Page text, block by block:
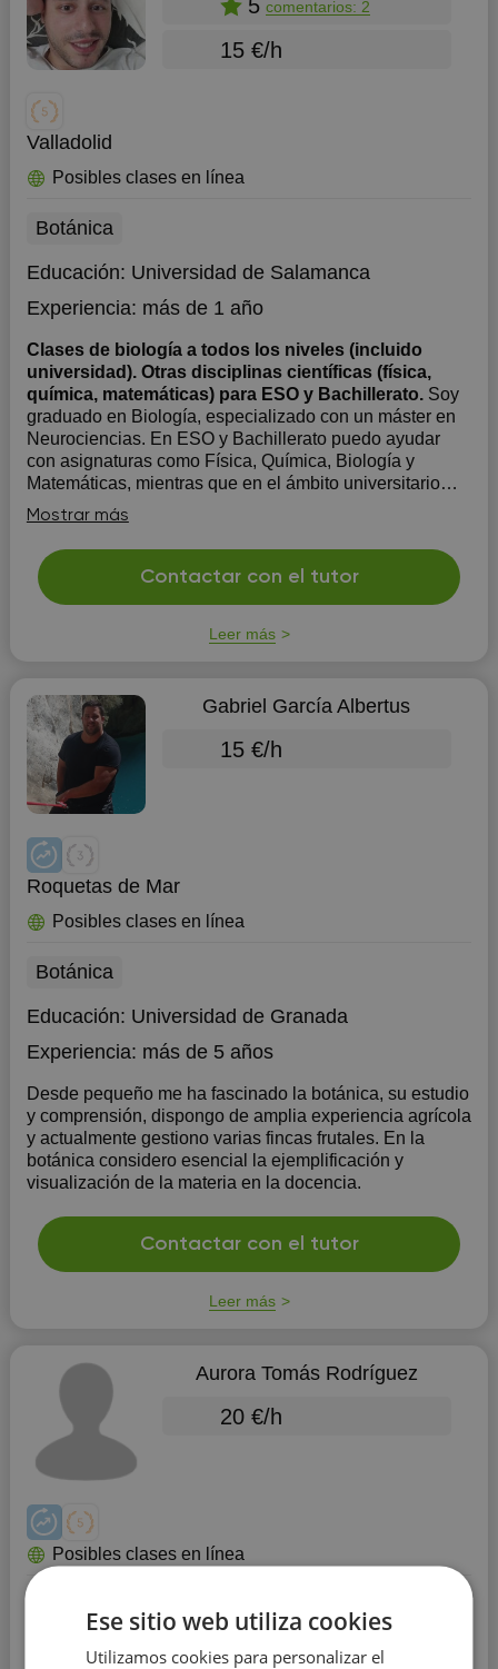
5 comentarios: 2
15 €/h
Valladolid
Posibles clases en línea
Botánica
Educación: Universidad de Salamanca
Experiencia: más de 1 año
Clases de biología a todos los niveles (incluido
universidad). Otras disciplinas científicas (física,
química, matemáticas) para ESO y Bachillerato. Soy
graduado en Biología, especializado con un máster en
Neurociencias. En ESO y Bachillerato puedo ayudar
con asignaturas como Física, Química, Biología y
Matemáticas, mientras que en el ámbito universitario
puedo ayudar con cualquier asignatura relativa al grado
en Biología y relacionados (especia...
Mostrar más
Contactar con el tutor
Leer más
Gabriel García Albertus
15 €/h
Roquetas de Mar
Posibles clases en línea
Botánica
Educación: Universidad de Granada
Experiencia: más de 5 años
Desde pequeño me ha fascinado la botánica, su estudio
y comprensión, dispongo de amplia experiencia agrícola
y actualmente gestiono varias fincas frutales. En la
botánica considero esencial la ejemplificación y
visualización de la materia en la docencia.
Contactar con el tutor
Leer más
Aurora Tomás Rodríguez
20 €/h
Posibles clases en línea
Educación:Universidad de Granada
Ese sitio web utiliza cookies
Utilizamos cookies para personalizar el